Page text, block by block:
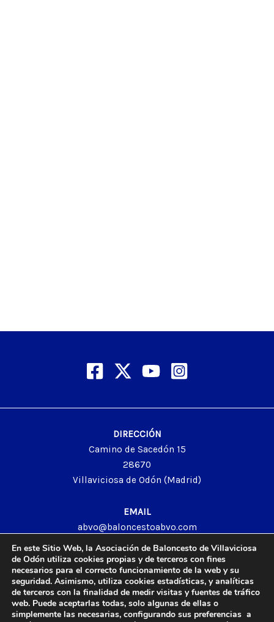
DIRECCIÓN
Camino de Sacedón 15
28670
Villaviciosa de Odón (Madrid)
EMAIL
abvo@baloncestoabvo.com
TELÉFONO
916 657 426
© 2024 Agrupación Baloncesto de Villaviciosa de Odón.
En este Sitio Web, la Asociación de Baloncesto de Villaviciosa
de Odón utiliza cookies propias y de terceros con fines
necesarios para el correcto funcionamiento de la web y su
seguridad. Asimismo, utiliza cookies estadísticas, y analíticas
de terceros con la finalidad de medir visitas y fuentes de tráfico
web. Puede aceptarlas todas, solo algunas de ellas o
simplemente las necesarias, configurando sus preferencias a